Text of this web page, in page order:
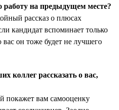
на предыдущем месте?
рассказ о плюсах
кандидат вспоминает только
он тоже будет не лучшего
коллег рассказать о вас,
покажет вам самооценку